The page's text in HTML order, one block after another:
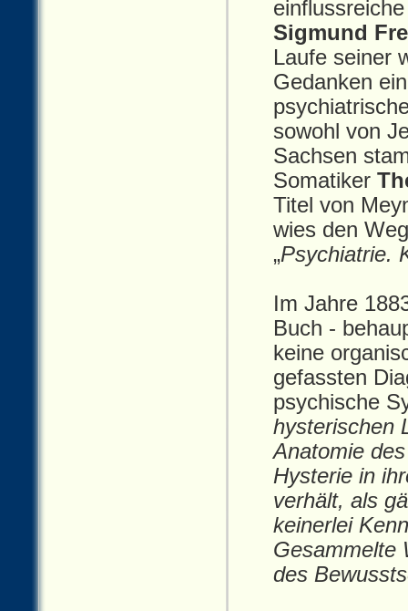
Sigmund
Laufe seiner
Gedanken
sowohl von
Sachsen
Somatiker
Titel von
wies den
„Psychiatrie.
Im Jahre
Buch ‑
keine
gefassten
psychische
hysterischen
Anatomie
Hysterie in
verhält, als
keinerlei
Gesammelte
des